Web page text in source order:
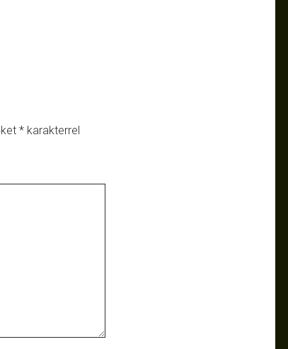
* karakterrel